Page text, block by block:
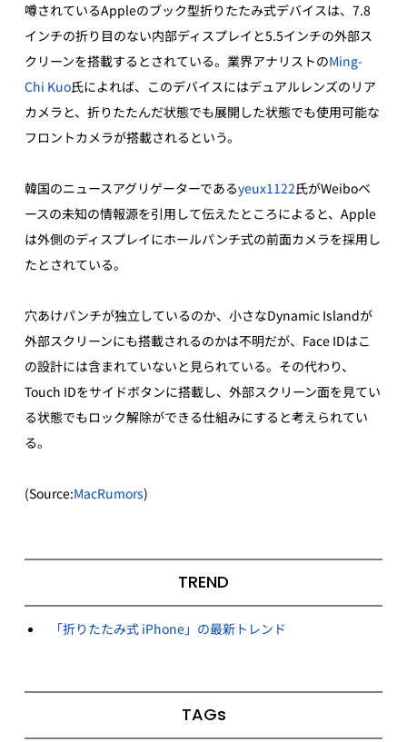
噂されているAppleのブック型折りたたみ式デバイスは、7.8
インチの折り目のない内部ディスプレイと5.5インチの外部ス
クリーンを搭載するとされている。業界アナリストのMing-
Chi Kuo氏によれば、このデバイスにはデュアルレンズのリア
カメラと、折りたたんだ状態でも展開した状態でも使用可能な
フロントカメラが搭載されるという。
韓国のニュースアグリゲーターであるyeux1122氏がWeiboベ
ースの未知の情報源を引用して伝えたところによると、Apple
は外側のディスプレイにホールパンチ式の前面カメラを採用し
たとされている。
穴あけパンチが独立しているのか、小さなDynamic Islandが
外部スクリーンにも搭載されるのかは不明だが、Face IDはこ
の設計には含まれていないと見られている。その代わり、
Touch IDをサイドボタンに搭載し、外部スクリーン面を見てい
る状態でもロック解除ができる仕組みにすると考えられてい
る。
(Source:MacRumors)
TREND
「折りたたみ式 iPhone」の最新トレンド
TAGs